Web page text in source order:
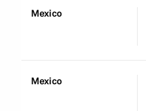
Mexico
Mexico